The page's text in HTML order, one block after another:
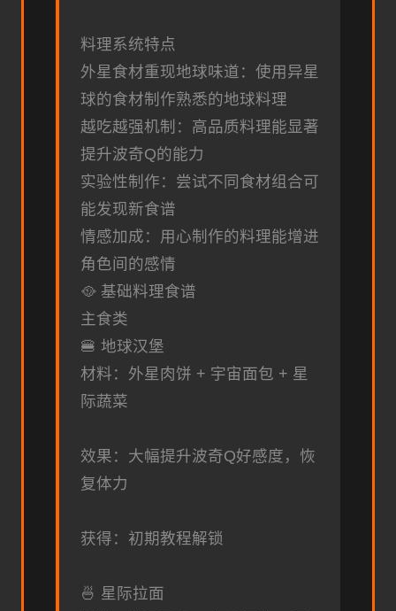
料理系统特点
外星食材重现地球味道：使用异星
球的食材制作熟悉的地球料理
越吃越强机制：高品质料理能显著
提升波奇Q的能力
实验性制作：尝试不同食材组合可
能发现新食谱
情感加成：用心制作的料理能增进
角色间的感情
🥘 基础料理食谱
主食类
🍔 地球汉堡
材料：外星肉饼 + 宇宙面包 + 星
际蔬菜
效果：大幅提升波奇Q好感度，恢
复体力
获得：初期教程解锁
🍜 星际拉面